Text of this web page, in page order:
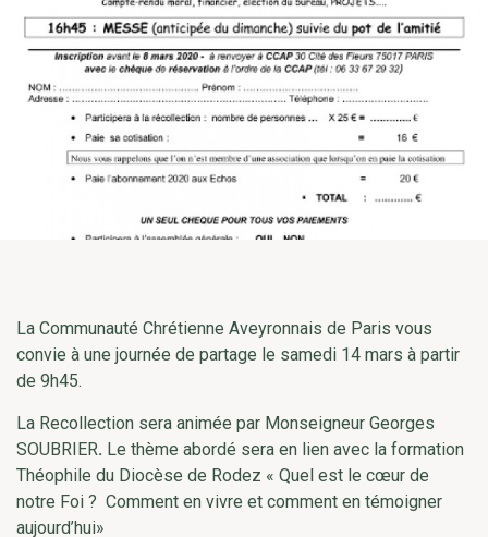
La Communauté Chrétienne Aveyronnais de Paris vous
convie à une journée de partage le samedi 14 mars à partir
de 9h45.
La Recollection sera animée par Monseigneur Georges
SOUBRIER. Le thème abordé sera en lien avec la formation
Théophile du Diocèse de Rodez « Quel est le cœur de
notre Foi ? Comment en vivre et comment en témoigner
aujourd’hui»